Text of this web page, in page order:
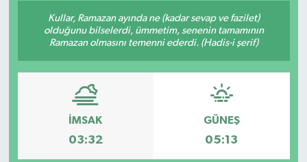
Kullar, Ramazan ayında ne (kadar sevap ve fazilet)
olduğunu bilselerdi, ümmetim, senenin tamamının
Ramazan olmasını temenni ederdi. (Hadis-i şerif)
İMSAK
03:32
GÜNEŞ
05:13
Siyaset
Spor
Vefat Edenler